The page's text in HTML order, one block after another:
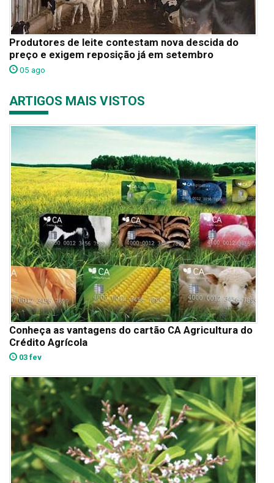
Produtores de leite contestam nova descida do
preço e exigem reposição já em setembro
05 ago
ARTIGOS MAIS VISTOS
Conheça as vantagens do cartão CA Agricultura do
Crédito Agrícola
03 fev